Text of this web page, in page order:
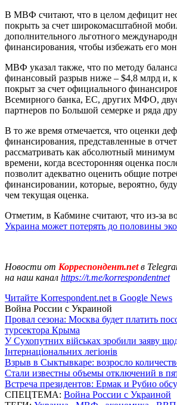
В МВФ считают, что в целом дефицит
покрыть за счет широкомасштабной
дополнительного льготного
финансирования, чтобы избежать его
МВФ указал также, что по методу
финансовый разрыв ниже – $4,8 млрд и,
покрыт за счет официального
Всемирного банка, ЕС, других МФО,
партнеров по Большой семерке и ряда
В то же время отмечается, что оценки
финансирования, представленные в
рассматривать как абсолютный
времени, когда всесторонняя оценка
позволит адекватно оценить общие
финансировании, которые, вероятно,
чем текущая оценка.
Отметим, в Кабмине считают, что из-за
Украина может потерять до половины
Новости от Корреспондент.netв
на наш канал https://t.me/korrespondentnet
Читайте Korrespondent.net в Google News
Война России с Украиной
Провал сезона: Москва будет платить
турсектора Крыма
У Сухопутних військах зробили заяву
Інтернаціональних легіонів
Взрыв в Сыктывкаре: возросло
Стали известны объемы отключений в
Встреча президентов: Ермак и Рубио
СПЕЦТЕМА: Война России с Украиной